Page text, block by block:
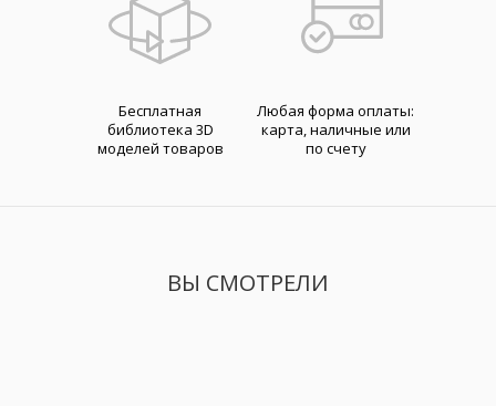
Бесплатная
библиотека 3D
моделей товаров
Любая форма оплаты:
карта, наличные или
по счету
ВЫ СМОТРЕЛИ